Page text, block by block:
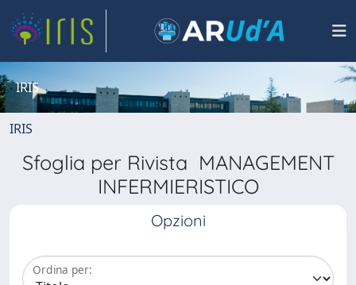
IRIS
IRIS
Sfoglia per Rivista MANAGEMENT
INFERMIERISTICO
Opzioni
Ordina per: